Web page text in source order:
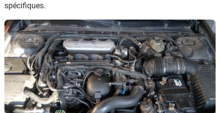
spécifiques.